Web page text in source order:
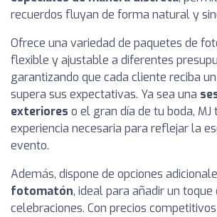
recuerdos fluyan de forma natural y
Ofrece una variedad de paquetes de
flexible y ajustable a diferentes
garantizando que cada cliente reciba
supera sus expectativas. Ya sea una
exteriores o el gran día de tu boda, MJ
experiencia necesaria para reflejar la
evento.
Además, dispone de opciones
fotomatón, ideal para añadir un
celebraciones. Con precios